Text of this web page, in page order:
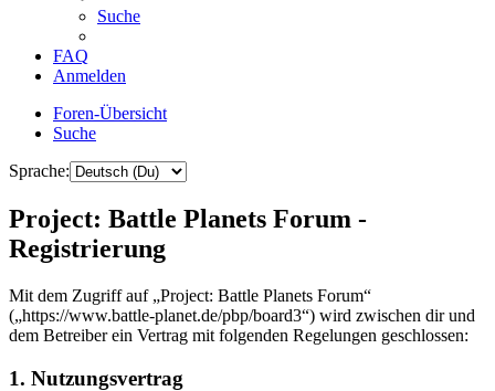
Suche
FAQ
Anmelden
Foren-Übersicht
Suche
Sprache:
Project: Battle Planets Forum -
Registrierung
Mit dem Zugriff auf „Project: Battle Planets Forum“
(„https://www.battle-planet.de/pbp/board3“) wird zwischen dir und
dem Betreiber ein Vertrag mit folgenden Regelungen geschlossen:
1. Nutzungsvertrag